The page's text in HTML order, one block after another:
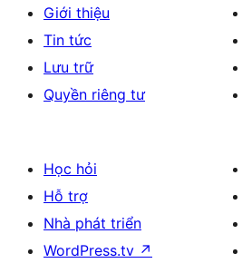
Giới thiệu
Tin tức
Lưu trữ
Quyền riêng tư
Học hỏi
Hỗ trợ
Nhà phát triển
WordPress.tv ↗